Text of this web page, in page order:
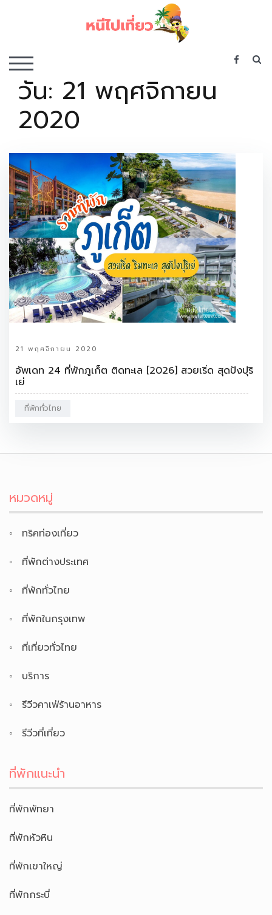
TOGGLE MOBILE MENU
วัน: 21 พฤศจิกายน
2020
21 พฤศจิกายน 2020
อัพเดท 24 ที่พักภูเก็ต ติดทะเล [2026] สวยเริ่ด สุดปังปุริ
เย่
ที่พักทั่วไทย
หมวดหมู่
ทริคท่องเที่ยว
ที่พักต่างประเทศ
ที่พักทั่วไทย
ที่พักในกรุงเทพ
ที่เที่ยวทั่วไทย
บริการ
รีวีวคาเฟ่ร้านอาหาร
รีวีวที่เที่ยว
ที่พักแนะนำ
ที่พักพัทยา
ที่พักหัวหิน
ที่พักเขาใหญ่
ที่พักกระบี่